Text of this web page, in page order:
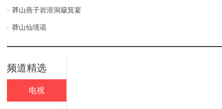
莽山燕子岩溶洞簸箕宴
莽山仙境谣
频道精选
电视